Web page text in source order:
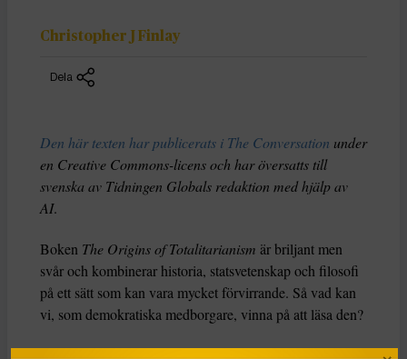
Christopher J Finlay
Dela
Den här texten har publicerats i The Conversation under
en Creative Commons-licens och har översatts till
svenska av Tidningen Globals redaktion med hjälp av
AI.
Boken The Origins of Totalitarianism är briljant men
svår och kombinerar historia, statsvetenskap och filosofi
på ett sätt som kan vara mycket förvirrande. Så vad kan
vi, som demokratiska medborgare, vinna på att läsa den?
Arendt föddes i en sekulär tyskjudisk familj år 1906 och